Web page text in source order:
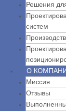
Решения
систем
О
Миссия
Отзывы